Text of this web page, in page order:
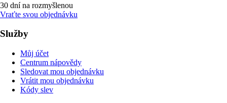
30 dní na rozmyšlenou
Vraťte svou objednávku
Služby
Můj účet
Centrum nápovědy
Sledovat mou objednávku
Vrátit mou objednávku
Kódy slev